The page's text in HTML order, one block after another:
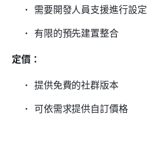
需要開發人員支援進行設定
有限的預先建置整合
定價：
提供免費的社群版本
可依需求提供自訂價格